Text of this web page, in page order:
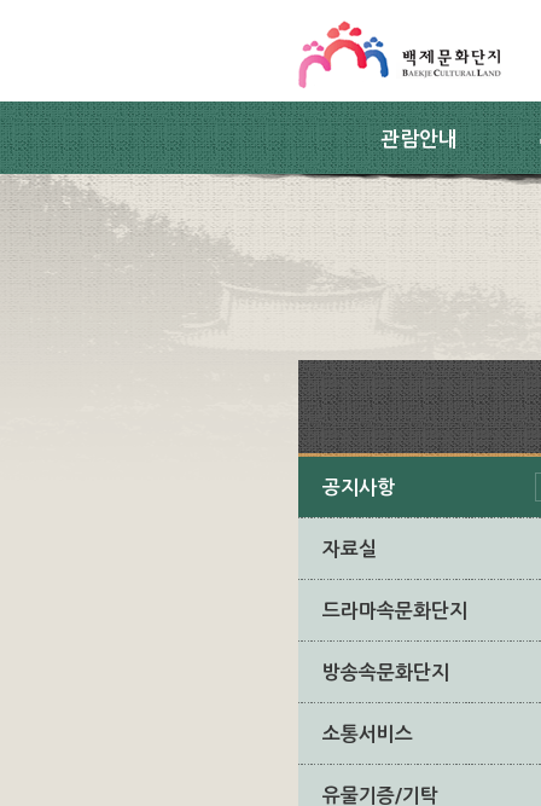
관람안내
공지사항
자료실
드라마속문화단지
방송속문화단지
소통서비스
유물기증/기탁